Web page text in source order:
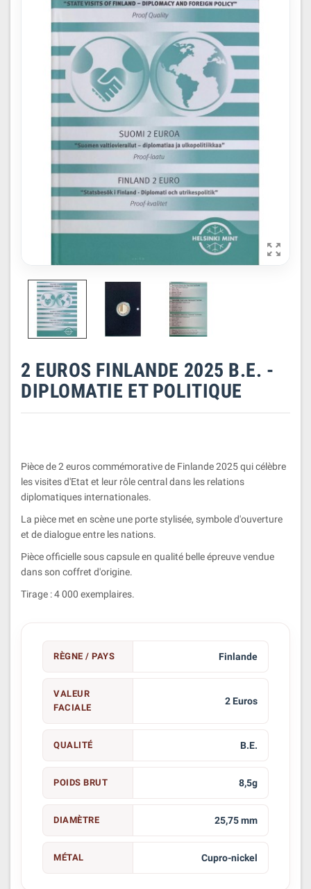

2 EUROS FINLANDE 2025 B.E. -
DIPLOMATIE ET POLITIQUE
Pièce de 2 euros commémorative de Finlande 2025 qui célèbre
les visites d'Etat et leur rôle central dans les relations
diplomatiques internationales.
La pièce met en scène une porte stylisée, symbole d'ouverture
et de dialogue entre les nations.
Pièce officielle sous capsule en qualité belle épreuve vendue
dans son coffret d'origine.
Tirage : 4 000 exemplaires.
RÈGNE / PAYS Finlande
VALEUR
FACIALE
2 Euros
QUALITÉ B.E.
POIDS BRUT 8,5g
DIAMÈTRE 25,75 mm
MÉTAL Cupro-nickel